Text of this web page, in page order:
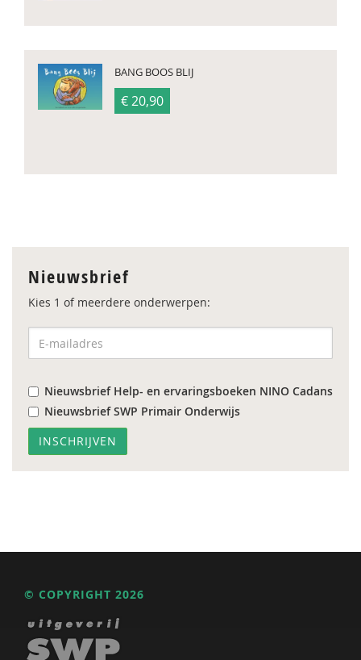
BANG BOOS BLIJ
€ 20,90
Nieuwsbrief
Kies 1 of meerdere onderwerpen:
Nieuwsbrief Help- en ervaringsboeken NINO Cadans
Nieuwsbrief SWP Primair Onderwijs
© COPYRIGHT 2026